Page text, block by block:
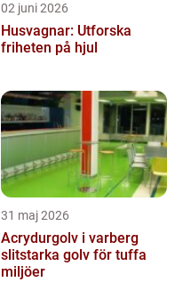
02 juni 2026
Husvagnar: Utforska
friheten på hjul
31 maj 2026
Acrydurgolv i varberg
slitstarka golv för tuffa
miljöer